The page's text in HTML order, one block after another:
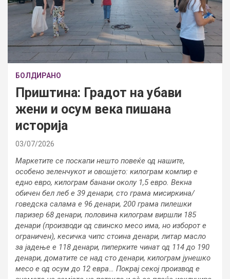
БОЛДИРАНО
Приштина: Градот на убави
жени и осум века пишана
историја
03/07/2026
Маркетите се поскапи нешто повеќе од нашите,
особено зеленчукот и овошјето: килограм компир е
едно евро, килограм банани околу 1,5 евро. Векна
обичен бел леб е 39 денари, сто грама мисиркина/
говедска салама е 96 денари, 200 грама пилешки
паризер 68 денари, половина килограм виршли 185
денари (производи од свинско месо има, но изборот е
ограничен), кесичка чипс стоина денари, литар масло
за јадење е 118 денари, пиперките чинат од 114 до 190
денари, доматите се над сто денари, килограм јунешко
месо е од осум до 12 евра… Покрај секој производ е